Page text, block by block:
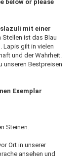
below or please
mit einer
Stellen ist das Blau
Lapis gilt in vielen
und der Wahrheit.
unseren Bestpreisen
Exemplar
Steinen.
Ort in unserer
ansehen und